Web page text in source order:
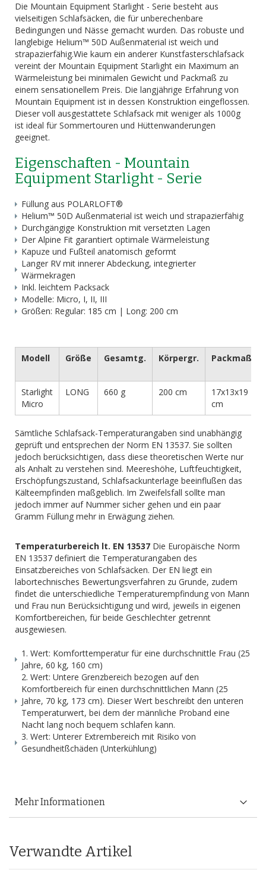
Die Mountain Equipment Starlight - Serie besteht aus
vielseitigen Schlafsäcken, die für unberechenbare
Bedingungen und Nässe gemacht wurden. Das robuste und
langlebige Helium™ 50D Außenmaterial ist weich und
strapazierfähig.Wie kaum ein anderer Kunstfasterschlafsack
vereint der Mountain Equipment Starlight ein Maximum an
Wärmeleistung bei minimalen Gewicht und Packmaß zu
einem sensationellem Preis. Die langjährige Erfahrung von
Mountain Equipment ist in dessen Konstruktion eingeflossen.
Dieser voll ausgestattete Schlafsack mit weniger als 1000g
ist ideal für Sommertouren und Hüttenwanderungen
geeignet.
Eigenschaften - Mountain
Equipment Starlight - Serie
Füllung aus POLARLOFT®
Helium™ 50D Außenmaterial ist weich und strapazierfähig
Durchgängige Konstruktion mit versetzten Lagen
Der Alpine Fit garantiert optimale Wärmeleistung
Kapuze und Fußteil anatomisch geformt
Langer RV mit innerer Abdeckung, integrierter
Wärmekragen
Inkl. leichtem Packsack
Modelle: Micro, I, II, III
Größen: Regular: 185 cm | Long: 200 cm
Modell Größe Gesamtg. Körpergr. Packmaß
Starlight
Micro
LONG 660 g 200 cm
17x13x19
cm
Sämtliche Schlafsack-Temperaturangaben sind unabhängig
geprüft und entsprechen der Norm EN 13537. Sie sollten
jedoch berücksichtigen, dass diese theoretischen Werte nur
als Anhalt zu verstehen sind. Meereshöhe, Luftfeuchtigkeit,
Erschöpfungszustand, Schlafsackunterlage beeinflußen das
Kälteempfinden maßgeblich. Im Zweifelsfall sollte man
jedoch immer auf Nummer sicher gehen und ein paar
Gramm Füllung mehr in Erwägung ziehen.
Temperaturbereich lt. EN 13537 Die Europäische Norm
EN 13537 definiert die Temperaturangaben des
Einsatzbereiches von Schlafsäcken. Der EN liegt ein
labortechnisches Bewertungsverfahren zu Grunde, zudem
findet die unterschiedliche Temperaturempfindung von Mann
und Frau nun Berücksichtigung und wird, jeweils in eigenen
Komfortbereichen, für beide Geschlechter getrennt
ausgewiesen.
1. Wert: Komforttemperatur für eine durchschnittle Frau (25
Jahre, 60 kg, 160 cm)
2. Wert: Untere Grenzbereich bezogen auf den
Komfortbereich für einen durchschnittlichen Mann (25
Jahre, 70 kg, 173 cm). Dieser Wert beschreibt den unteren
Temperaturwert, bei dem der männliche Proband eine
Nacht lang noch bequem schlafen kann.
3. Wert: Unterer Extrembereich mit Risiko von
Gesundheitßchäden (Unterkühlung)
Mehr Informationen
Verwandte Artikel